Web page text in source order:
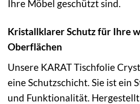
Ihre Möbel geschützt sind.
Kristallklarer Schutz für Ihre
Oberflächen
Unsere KARAT Tischfolie
eine Schutzschicht. Sie ist ein
und Funktionalität.